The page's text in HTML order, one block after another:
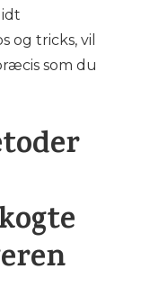
og tricks, vil
som du